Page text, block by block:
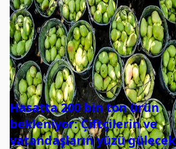
Hasatta 200 bin ton ürün
bekleniyor: Çiftçilerin ve
vatandaşların yüzü gülecek